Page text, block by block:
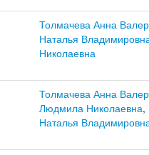
Толмачева Анна
Наталья
Николаевна
Толмачева Анна
Людмила Николаевна,
Наталья